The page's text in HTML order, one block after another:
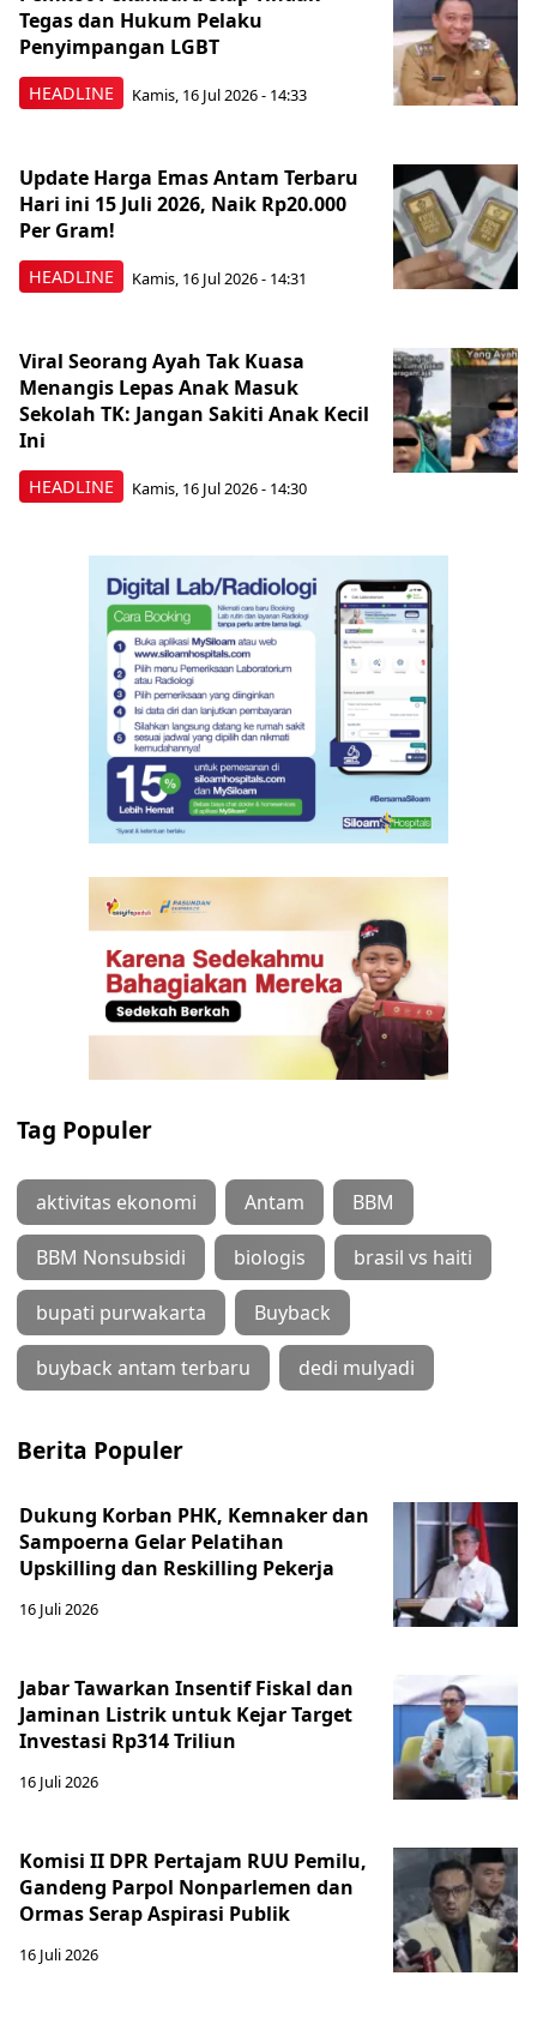
HEADLINE
Tegas dan Hukum Pelaku
Penyimpangan LGBT
Kamis, 16 Jul 2026 - 14:33
HEADLINE
Update Harga Emas Antam Terbaru
Hari ini 15 Juli 2026, Naik Rp20.000
Per Gram!
Kamis, 16 Jul 2026 - 14:31
HEADLINE
Viral Seorang Ayah Tak Kuasa
Menangis Lepas Anak Masuk
Sekolah TK: Jangan Sakiti Anak Kecil
Ini
Kamis, 16 Jul 2026 - 14:30
Tag Populer
aktivitas ekonomi Antam BBM
BBM Nonsubsidi biologis brasil vs haiti
bupati purwakarta Buyback
buyback antam terbaru dedi mulyadi
Berita Populer
Dukung Korban PHK, Kemnaker dan
Sampoerna Gelar Pelatihan
Upskilling dan Reskilling Pekerja
16 Juli 2026
Jabar Tawarkan Insentif Fiskal dan
Jaminan Listrik untuk Kejar Target
Investasi Rp314 Triliun
16 Juli 2026
Komisi II DPR Pertajam RUU Pemilu,
Gandeng Parpol Nonparlemen dan
Ormas Serap Aspirasi Publik
16 Juli 2026